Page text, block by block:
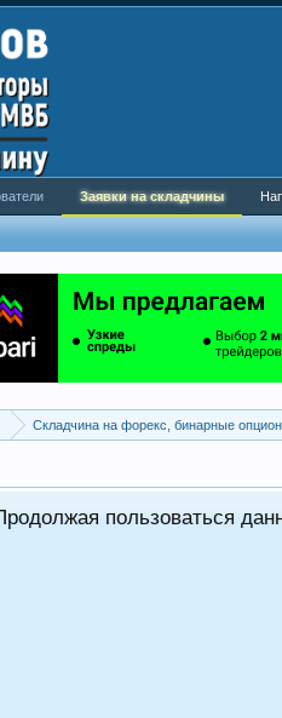
Складчина на форекс, бинарные
пользоваться
Заявки на складчины